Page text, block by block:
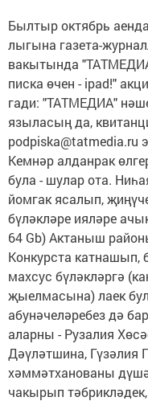
Былтыр октябрь
лыгына газета-
вакытында
писка өчен - ipad!"
гади: "ТАТМЕДИА"
языласың да,
podpiska@tatmedia.ru
Кемнәр алданрак
була - шулар ота.
йомгак ясалып,
бүләкләре ияләре
64 Gb) Актаныш
Конкурста катнашып,
махсус бүләкләргә
җыелмасына) лаек
абунәчеләребез дә
аларны - Рузалия
Дәүләтшина, Гү­зә­лия
хәммәтханованы
чакырып